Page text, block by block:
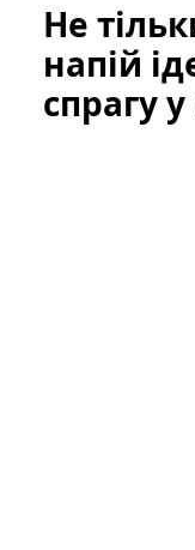
Не
напій
спрагу